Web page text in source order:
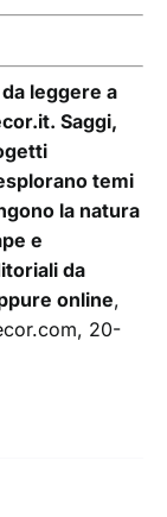
leggere a
Saggi,
temi
la natura
e
da
online,
20-